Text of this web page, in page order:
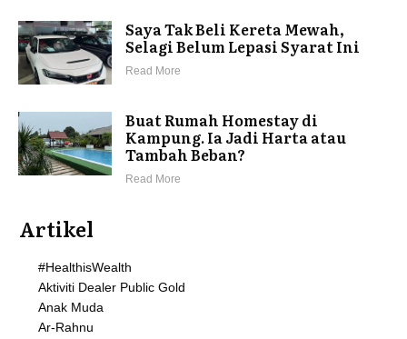
Saya Tak Beli Kereta Mewah,
Selagi Belum Lepasi Syarat Ini
Read More
Buat Rumah Homestay di
Kampung. Ia Jadi Harta atau
Tambah Beban?
Read More
Artikel
#HealthisWealth
Aktiviti Dealer Public Gold
Anak Muda
Ar-Rahnu